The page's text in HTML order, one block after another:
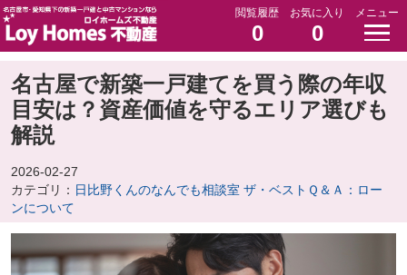
閲覧履歴
0
お気に入り
0
メニュー
名古屋で新築一戸建てを買う際の年収
目安は？資産価値を守るエリア選びも
解説
2026-02-27
カテゴリ： 日比野くんのなんでも相談室 ザ・ベストＱ＆Ａ：ロー
ンについて